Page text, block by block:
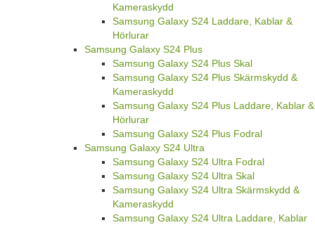
Kameraskydd
Samsung Galaxy S24 Laddare, Kablar &
Hörlurar
Samsung Galaxy S24 Plus
Samsung Galaxy S24 Plus Skal
Samsung Galaxy S24 Plus Skärmskydd &
Kameraskydd
Samsung Galaxy S24 Plus Laddare, Kablar &
Hörlurar
Samsung Galaxy S24 Plus Fodral
Samsung Galaxy S24 Ultra
Samsung Galaxy S24 Ultra Fodral
Samsung Galaxy S24 Ultra Skal
Samsung Galaxy S24 Ultra Skärmskydd &
Kameraskydd
Samsung Galaxy S24 Ultra Laddare, Kablar